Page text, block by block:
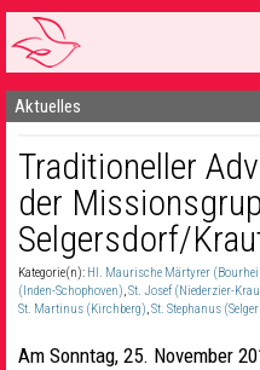
Startseite
1 Pfarrei
16 Gemeinden & mehr
Gottesdienste & Sinnsuche
Sakramente & Feste
Gemeinschaft & Soziales
Aktuelles
Traditioneller
der
Selgersdorf/
Kategorie(n): Hl. Maurische Märtyrer
(Inden-Schophoven),St. Josef (Niederzier-
St. Martinus (Kirchberg),St. Stephanus
Am Sonntag, 25. November